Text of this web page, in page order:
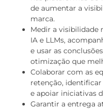
de aumentar a
marca.
Medir a visibilidade
IA e LLMs,
e usar as
otimização que
Colaborar com as
retenção,
e apoiar iniciativas
Garantir a entrega